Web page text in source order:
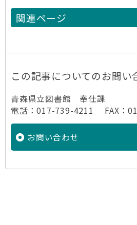
関連ページ
この記事についてのお問い
青森県立図書館 奉仕課
電話：017-739-4211 FAX：
お問い合わせ